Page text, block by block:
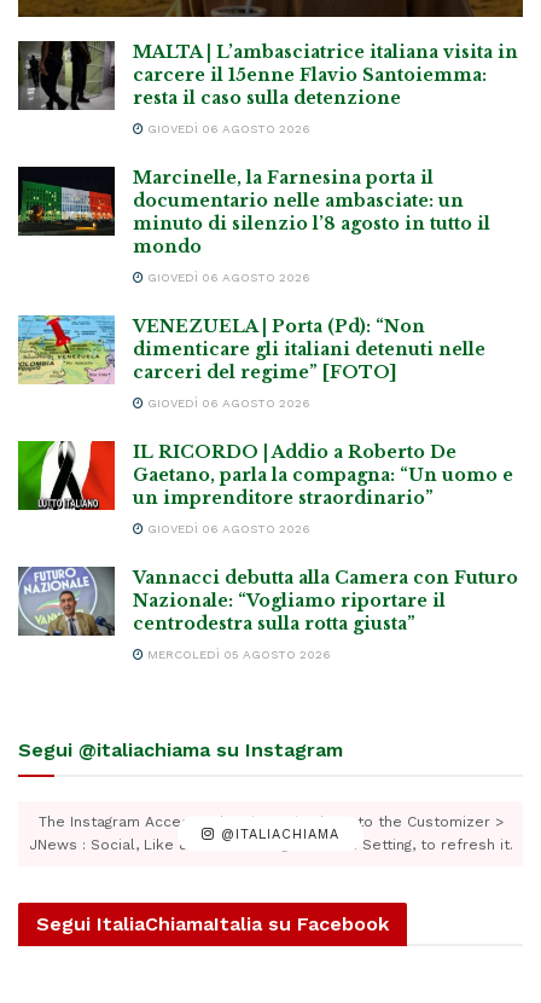
MALTA | L’ambasciatrice italiana visita in
carcere il 15enne Flavio Santoiemma:
resta il caso sulla detenzione
GIOVEDÌ 06 AGOSTO 2026
Marcinelle, la Farnesina porta il
documentario nelle ambasciate: un
minuto di silenzio l’8 agosto in tutto il
mondo
GIOVEDÌ 06 AGOSTO 2026
VENEZUELA | Porta (Pd): “Non
dimenticare gli italiani detenuti nelle
carceri del regime” [FOTO]
GIOVEDÌ 06 AGOSTO 2026
IL RICORDO | Addio a Roberto De
Gaetano, parla la compagna: “Un uomo e
un imprenditore straordinario”
GIOVEDÌ 06 AGOSTO 2026
Vannacci debutta alla Camera con Futuro
Nazionale: “Vogliamo riportare il
centrodestra sulla rotta giusta”
MERCOLEDÌ 05 AGOSTO 2026
Segui @italiachiama su Instagram
@ITALIACHIAMA
The Instagram Access Token is expired, Go to the Customizer >
JNews : Social, Like & View > Instagram Feed Setting, to refresh it.
Segui ItaliaChiamaItalia su Facebook